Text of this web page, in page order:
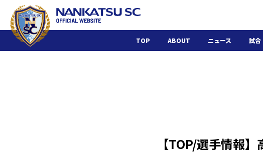
TOP ABOUT ニュース 試合
【TOP/選手情報